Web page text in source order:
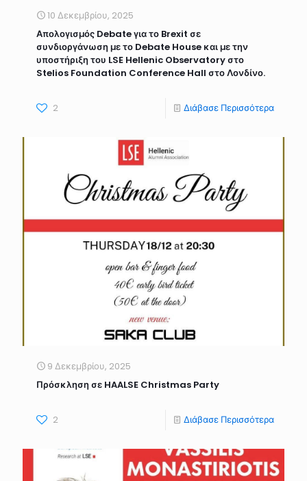
10 Δεκεμβρίου, 2025
Απολογισμός Debate για το Brexit σε
συνδιοργάνωση με το Debate House και με την
υποστήριξη του LSE Hellenic Observatory στο
Stelios Foundation Conference Hall στο Λονδίνο.
2 Διάβασε Περισσότερα
9 Δεκεμβρίου, 2025
Πρόσκληση σε HAALSE Christmas Party
2 Διάβασε Περισσότερα